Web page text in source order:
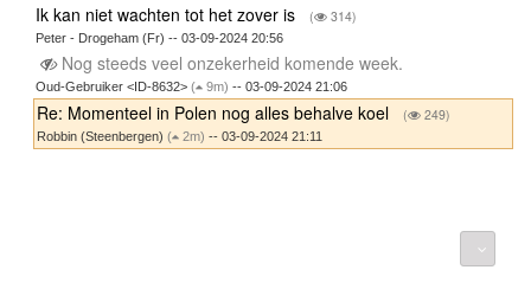
Ik kan niet wachten tot het zover is ( 314)
Peter - Drogeham (Fr) -- 03-09-2024 20:56
Nog steeds veel onzekerheid komende week.
Oud-Gebruiker <ID-8632> ( 9m) -- 03-09-2024 21:06
Re: Momenteel in Polen nog alles behalve koel ( 249)
Robbin (Steenbergen) ( 2m) -- 03-09-2024 21:11